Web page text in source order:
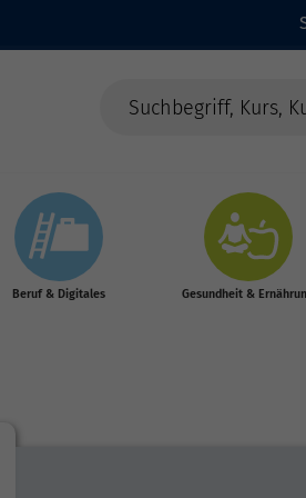
Beruf & Digitales Gesundheit &